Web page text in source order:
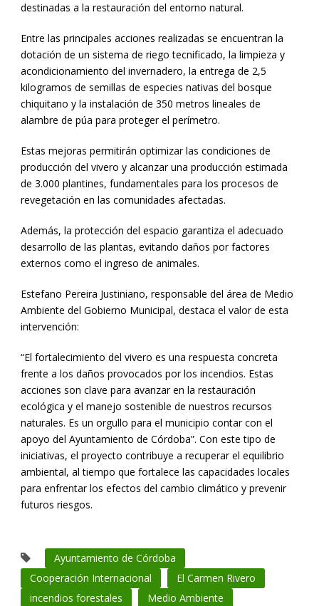
destinadas a la restauración del entorno natural.
Entre las principales acciones realizadas se encuentran la
dotación de un sistema de riego tecnificado, la limpieza y
acondicionamiento del invernadero, la entrega de 2,5
kilogramos de semillas de especies nativas del bosque
chiquitano y la instalación de 350 metros lineales de
alambre de púa para proteger el perímetro.
Estas mejoras permitirán optimizar las condiciones de
producción del vivero y alcanzar una producción estimada
de 3.000 plantines, fundamentales para los procesos de
revegetación en las comunidades afectadas.
Además, la protección del espacio garantiza el adecuado
desarrollo de las plantas, evitando daños por factores
externos como el ingreso de animales.
Estefano Pereira Justiniano, responsable del área de Medio
Ambiente del Gobierno Municipal, destaca el valor de esta
intervención:
“El fortalecimiento del vivero es una respuesta concreta
frente a los daños provocados por los incendios. Estas
acciones son clave para avanzar en la restauración
ecológica y el manejo sostenible de nuestros recursos
naturales. Es un orgullo para el municipio contar con el
apoyo del Ayuntamiento de Córdoba”. Con este tipo de
iniciativas, el proyecto contribuye a recuperar el equilibrio
ambiental, al tiempo que fortalece las capacidades locales
para enfrentar los efectos del cambio climático y prevenir
futuros riesgos.
Ayuntamiento de Córdoba
Cooperación Internacional
El Carmen Rivero
incendios forestales
Medio Ambiente